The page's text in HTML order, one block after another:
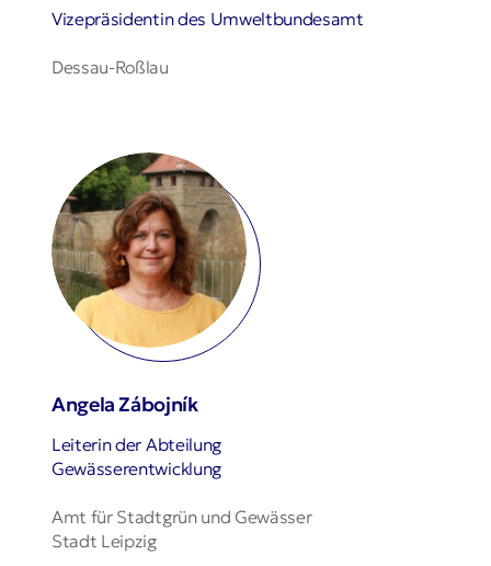
Vizepräsidentin des Umweltbundesamt
Dessau-Roßlau
Angela Zábojník
Leiterin der Abteilung
Gewässerentwicklung
Amt für Stadtgrün und Gewässer
Stadt Leipzig